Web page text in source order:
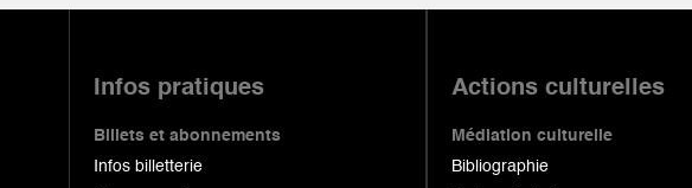
Infos pratiques
Billets et abonnements
Infos billetterie
Actions culturelles
Médiation culturelle
Bibliographie